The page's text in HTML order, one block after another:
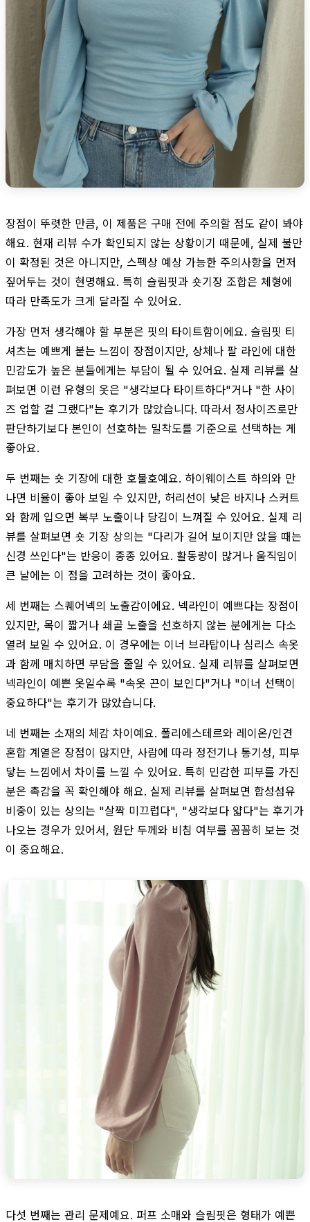
장점이 뚜렷한 만큼, 이 제품은 구매 전에 주의할 점도 같이 봐야
해요. 현재 리뷰 수가 확인되지 않는 상황이기 때문에, 실제 불만
이 확정된 것은 아니지만, 스펙상 예상 가능한 주의사항을 먼저
짚어두는 것이 현명해요. 특히 슬림핏과 숏기장 조합은 체형에
따라 만족도가 크게 달라질 수 있어요.
가장 먼저 생각해야 할 부분은 핏의 타이트함이에요. 슬림핏 티
셔츠는 예쁘게 붙는 느낌이 장점이지만, 상체나 팔 라인에 대한
민감도가 높은 분들에게는 부담이 될 수 있어요. 실제 리뷰를 살
펴보면 이런 유형의 옷은 "생각보다 타이트하다"거나 "한 사이
즈 업할 걸 그랬다"는 후기가 많았습니다. 따라서 정사이즈로만
판단하기보다 본인이 선호하는 밀착도를 기준으로 선택하는 게
좋아요.
두 번째는 숏 기장에 대한 호불호예요. 하이웨이스트 하의와 만
나면 비율이 좋아 보일 수 있지만, 허리선이 낮은 바지나 스커트
와 함께 입으면 복부 노출이나 당김이 느껴질 수 있어요. 실제 리
뷰를 살펴보면 숏 기장 상의는 "다리가 길어 보이지만 앉을 때는
신경 쓰인다"는 반응이 종종 있어요. 활동량이 많거나 움직임이
큰 날에는 이 점을 고려하는 것이 좋아요.
세 번째는 스퀘어넥의 노출감이에요. 넥라인이 예쁘다는 장점이
있지만, 목이 짧거나 쇄골 노출을 선호하지 않는 분에게는 다소
열려 보일 수 있어요. 이 경우에는 이너 브라탑이나 심리스 속옷
과 함께 매치하면 부담을 줄일 수 있어요. 실제 리뷰를 살펴보면
넥라인이 예쁜 옷일수록 "속옷 끈이 보인다"거나 "이너 선택이
중요하다"는 후기가 많았습니다.
네 번째는 소재의 체감 차이예요. 폴리에스테르와 레이온/인견
혼합 계열은 장점이 많지만, 사람에 따라 정전기나 통기성, 피부
닿는 느낌에서 차이를 느낄 수 있어요. 특히 민감한 피부를 가진
분은 촉감을 꼭 확인해야 해요. 실제 리뷰를 살펴보면 합성섬유
비중이 있는 상의는 "살짝 미끄럽다", "생각보다 얇다"는 후기가
나오는 경우가 있어서, 원단 두께와 비침 여부를 꼼꼼히 보는 것
이 중요해요.
다섯 번째는 관리 문제예요. 퍼프 소매와 슬림핏은 형태가 예쁜